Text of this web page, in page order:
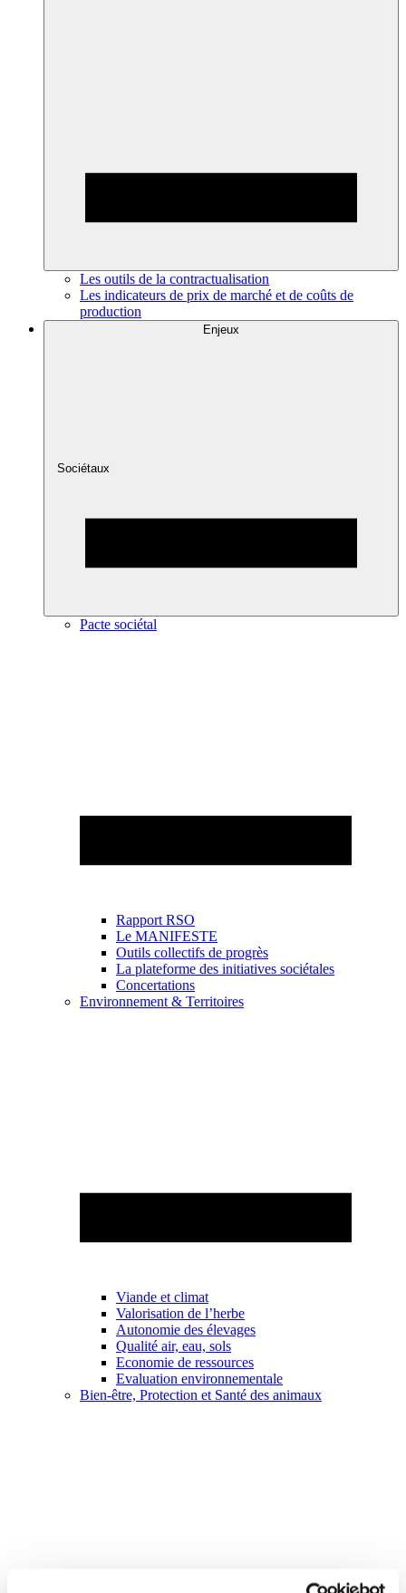
Les outils de la contractualisation
Les indicateurs de prix de marché et de coûts de
production
Enjeux
Sociétaux
Pacte sociétal
Rapport RSO
Le MANIFESTE
Outils collectifs de progrès
La plateforme des initiatives sociétales
Concertations
Environnement & Territoires
Viande et climat
Valorisation de l’herbe
Autonomie des élevages
Qualité air, eau, sols
Economie de ressources
Evaluation environnementale
Bien-être, Protection et Santé des animaux